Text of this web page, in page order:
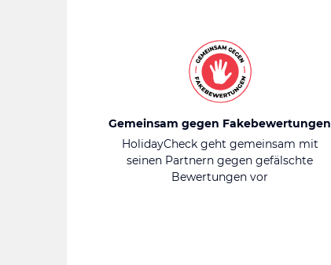
Gemeinsam gegen Fakebewertungen
HolidayCheck geht gemeinsam mit
seinen Partnern gegen gefälschte
Bewertungen vor